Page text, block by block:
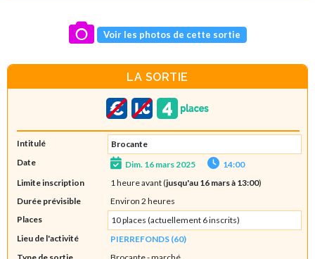
Voir les photos de cette sortie
LA SORTIE
Intitulé
Brocante
Date
Dim. 16 mars 2025
14:00
Limite inscription
1 heure avant (jusqu'au 16 mars à 13:00)
Durée prévisible
Environ 2 heures
Places
10 places (actuellement 6 inscrits)
Lieu de l'activité
PIERREFONDS (60)